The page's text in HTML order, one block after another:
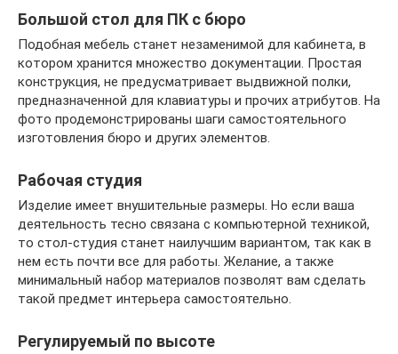
Большой стол для ПК с бюро
Подобная мебель станет незаменимой для кабинета, в
котором хранится множество документации. Простая
конструкция, не предусматривает выдвижной полки,
предназначенной для клавиатуры и прочих атрибутов. На
фото продемонстрированы шаги самостоятельного
изготовления бюро и других элементов.
Рабочая студия
Изделие имеет внушительные размеры. Но если ваша
деятельность тесно связана с компьютерной техникой,
то стол-студия станет наилучшим вариантом, так как в
нем есть почти все для работы. Желание, а также
минимальный набор материалов позволят вам сделать
такой предмет интерьера самостоятельно.
Регулируемый по высоте